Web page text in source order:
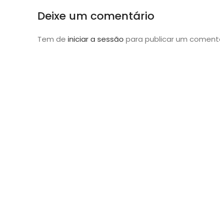
Deixe um comentário
Tem de iniciar a sessão para publicar um